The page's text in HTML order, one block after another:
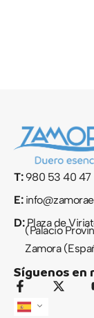
T:980 53 40 47
E:
D:Plaza de
(Palacio
Zamora
Síguenos en
F
c
X